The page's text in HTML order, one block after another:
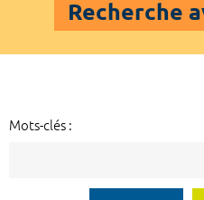
Recherche
Mots-clés :